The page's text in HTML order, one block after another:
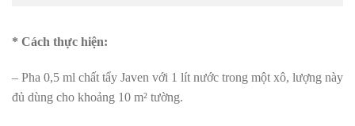
* Cách thực hiện:
– Pha 0,5 ml chất tẩy Javen với 1 lít nước trong một xô, lượng này
đủ dùng cho khoảng 10 m² tường.